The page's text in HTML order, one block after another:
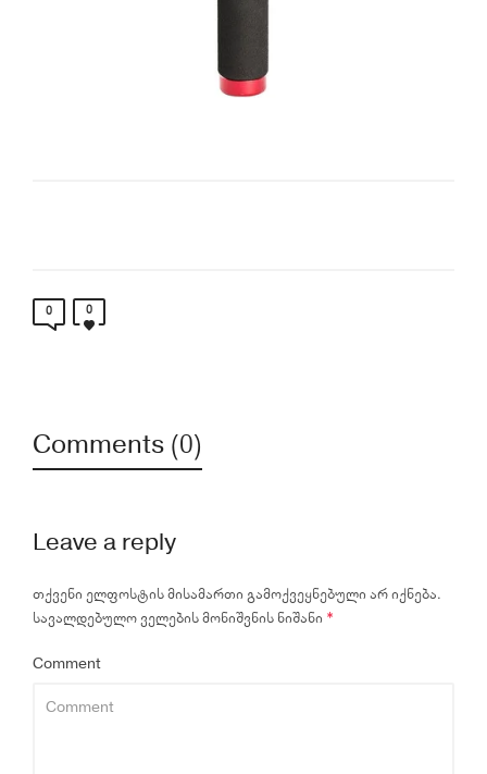
0 0
Comments (0)
Leave a reply
თქვენი ელფოსტის მისამართი გამოქვეყნებული არ იქნება.
სავალდებულო ველების მონიშვნის ნიშანი *
Comment